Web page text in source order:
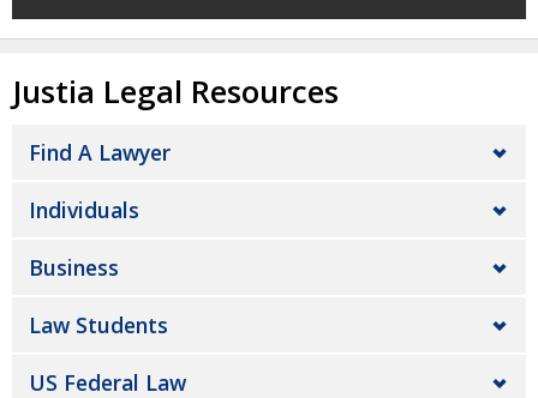
Justia Legal Resources
Find A Lawyer
Individuals
Business
Law Students
US Federal Law